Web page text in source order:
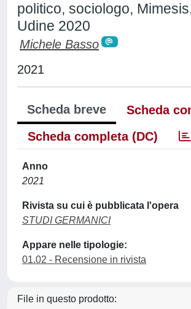
politico, sociologo,
Udine 2020
Michele Basso
2021
Scheda breve
Scheda
Scheda completa (DC)
Anno
2021
Rivista su cui è pubblicata l'opera
STUDI GERMANICI
Appare nelle tipologie:
01.02 - Recensione in rivista
File in questo prodotto: